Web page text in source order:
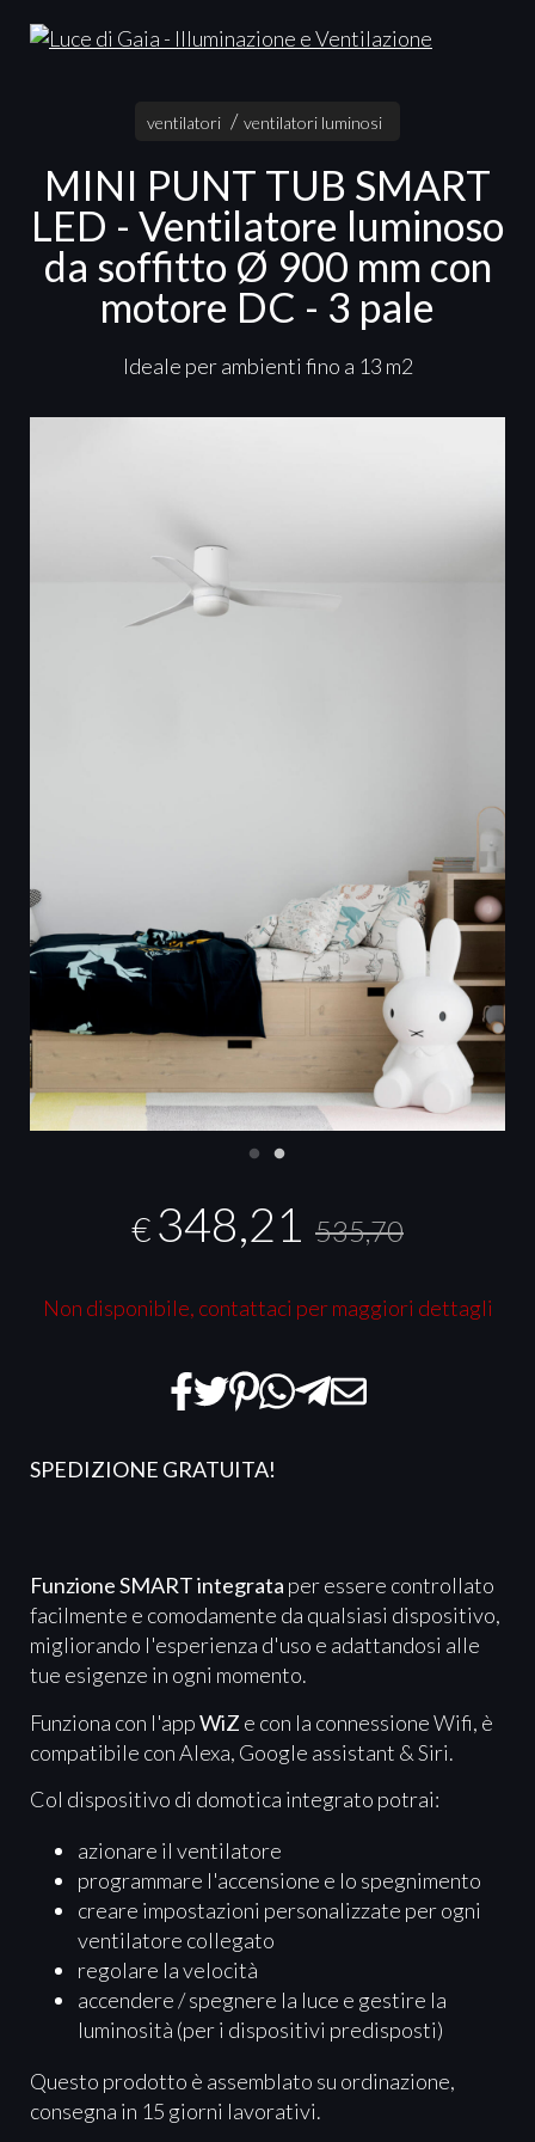
ventilatori ventilatori luminosi
MINI PUNT TUB SMART
LED - Ventilatore luminoso
da soffitto Ø 900 mm con
motore DC - 3 pale
Ideale per ambienti fino a 13 m2
€ 348,21 535,70
Non disponibile, contattaci per maggiori dettagli
SPEDIZIONE GRATUITA!
Funzione SMART integrata per essere controllato
facilmente e comodamente da qualsiasi dispositivo,
migliorando l'esperienza d'uso e adattandosi alle
tue esigenze in ogni momento.
Funziona con l'appWiZ e con la connessione Wifi, è
compatibile con Alexa, Google assistant & Siri.
Col dispositivo di domotica integrato potrai:
azionare il ventilatore
programmare l'accensione e lo spegnimento
creare impostazioni personalizzate per ogni
ventilatore collegato
regolare la velocità
accendere / spegnere la luce e gestire la
luminosità (per i dispositivi predisposti)
Questo prodotto è assemblato su ordinazione,
consegna in 15 giorni lavorativi.